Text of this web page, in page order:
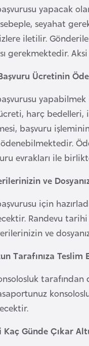
yapacak
seyahat
iletilir.
gerekmektedir.
Ücretinin
harç
başvuru
evrakları ile
ve
için
Randevu
ve
Tarafınıza Teslim
Kaç Günde Çıkar